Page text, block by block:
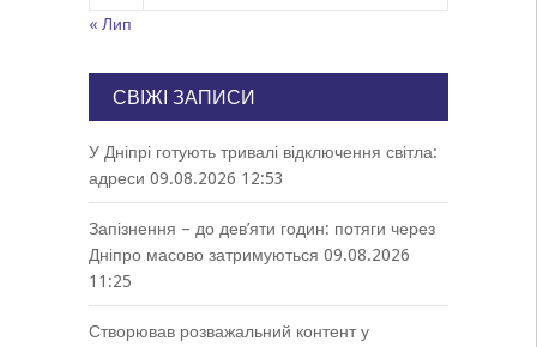
« Лип
СВІЖІ ЗАПИСИ
У Дніпрі готують тривалі відключення світла:
адреси 09.08.2026 12:53
Запізнення – до дев’яти годин: потяги через
Дніпро масово затримуються 09.08.2026
11:25
Створював розважальний контент у